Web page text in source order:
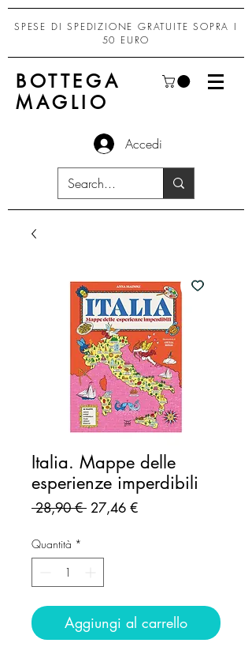
SPESE DI SPEDIZIONE GRATUITE SOPRA I
50 EURO
BOTTEGA
MAGLIO
Accedi
Italia. Mappe delle
esperienze imperdibili
28,90 € Prezzo
27,46 €Prezzo
Quantità *
Aggiungi al carrello